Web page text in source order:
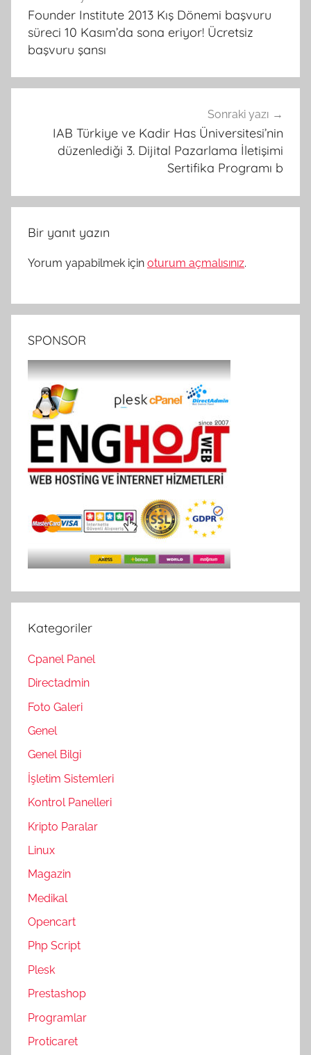
gezinmesi
Founder Institute 2013 Kış Dönemi başvuru
süreci 10 Kasım’da sona eriyor! Ücretsiz
başvuru şansı
Sonraki yazı
IAB Türkiye ve Kadir Has Üniversitesi’nin
düzenlediği 3. Dijital Pazarlama İletişimi
Sertifika Programı b
Bir yanıt yazın
Yorum yapabilmek için oturum açmalısınız.
SPONSOR
Kategoriler
Cpanel Panel
Directadmin
Foto Galeri
Genel
Genel Bilgi
İşletim Sistemleri
Kontrol Panelleri
Kripto Paralar
Linux
Magazin
Medikal
Opencart
Php Script
Plesk
Prestashop
Programlar
Proticaret